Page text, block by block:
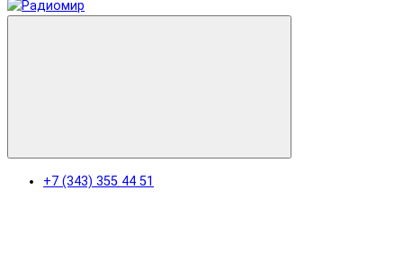
+7 (343) 355 44 51